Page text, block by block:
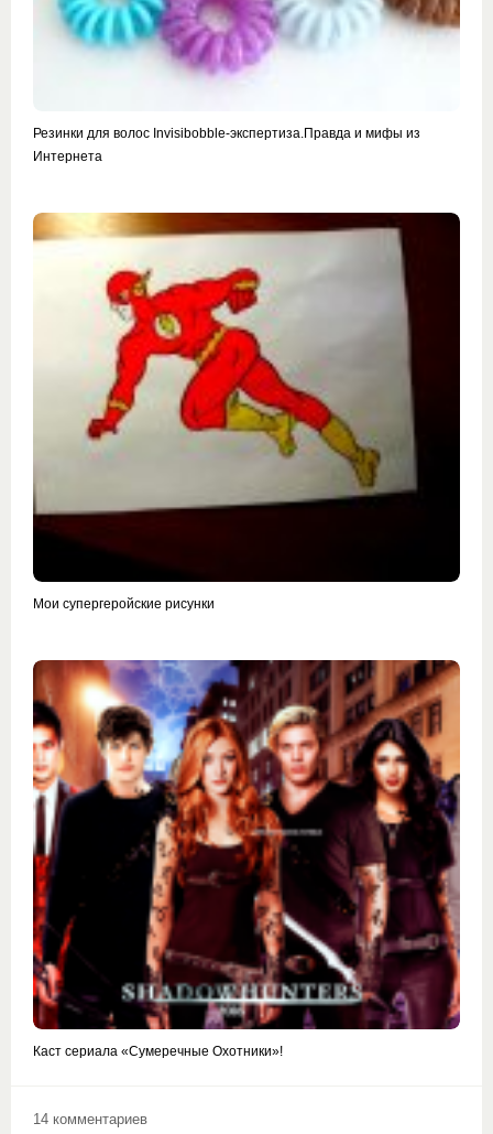
Резинки для волос Invisibobble-экспертиза.Правда и мифы из
Интернета
Мои супергеройские рисунки
Каст сериала «Сумеречные Охотники»!
14 комментариев